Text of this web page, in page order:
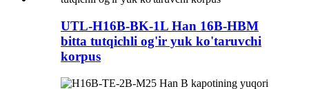
UTL-H16B-BK-1L Han 16B-HBM
bitta tutqichli og'ir yuk ko'taruvchi
korpus